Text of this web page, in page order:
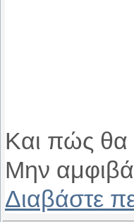
Και πώς θα
Μην
Διαβάστε